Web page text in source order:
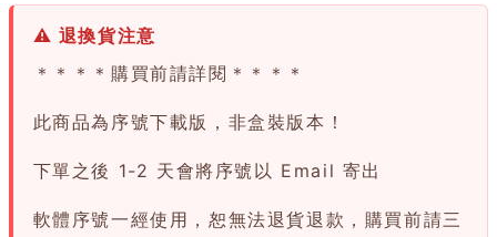
⚠ 退換貨注意
＊＊＊＊購買前請詳閱＊＊＊＊
此商品為序號下載版，非盒裝版本！
下單之後 1-2 天會將序號以 Email 寄出
軟體序號一經使用，恕無法退貨退款，購買前請三